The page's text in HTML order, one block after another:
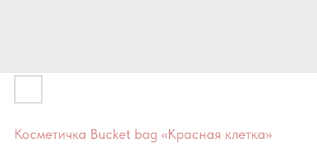
Косметичка Bucket bag «Красная клетка»